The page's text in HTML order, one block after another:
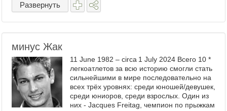
Развернуть
минус Жак
11 June 1982 – circa 1 July 2024 Всего 10 *
легкоатлетов за всю историю смогли стать
сильнейшими в мире последовательно на
всех трёх уровнях: среди юношей/девушек,
среди юниоров, среди взрослых. Один из
них - Jacques Freitag, чемпион по прыжкам